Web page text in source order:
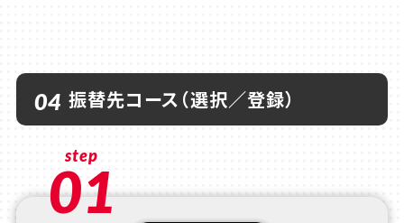
04 振替先コース（選択／登録）
step
01